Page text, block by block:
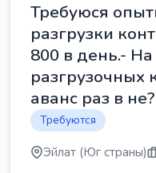
Требуюся
разгрузки
800 в день.-
разгрузочных
аванс раз в не?
Требуются
Эйлат (Юг страны)